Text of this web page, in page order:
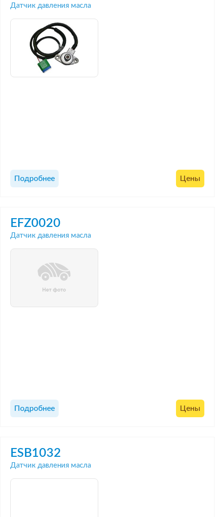
Датчик давления масла
Подробнее Цены
EFZ0020
Датчик давления масла
Подробнее Цены
ESB1032
Датчик давления масла